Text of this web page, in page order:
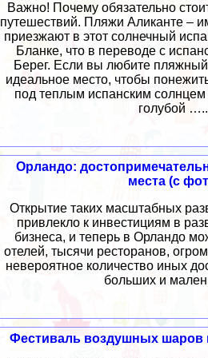
Важно! Почему обязательно
путешествий. Пляжи Аликанте –
приезжают в этот солнечный
Бланке, что в переводе с
Берег. Если вы любите
идеальное место, чтобы
под теплым испанским солнцем
голубой
Орландо:
места (с
Открытие таких масштабных
привлекло к инвестициям в
бизнеса, и теперь в Орландо
отелей, тысячи ресторанов,
невероятное количество иных
больших и
Фестиваль воздушных шаров